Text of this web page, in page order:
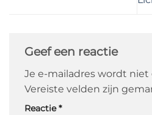
Geef een reactie
Je e-mailadres wordt
Vereiste velden zijn
Reactie*